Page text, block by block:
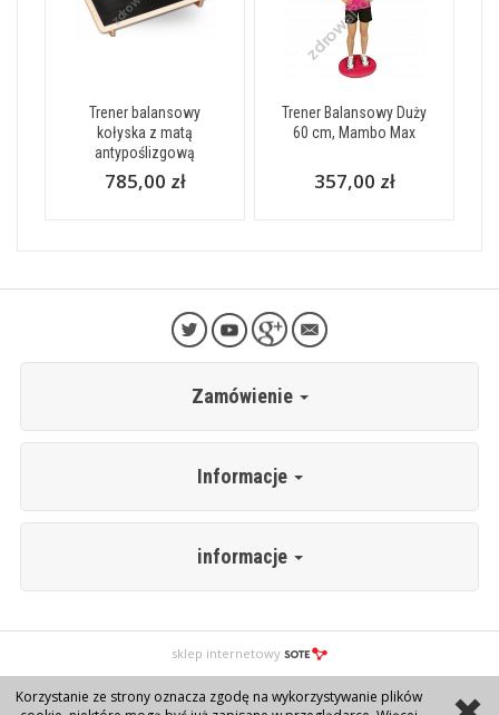
Trener balansowy
kołyska z matą
antypoślizgową
785,00 zł
Trener Balansowy Duży
60 cm, Mambo Max
357,00 zł
Zamówienie
Informacje
informacje
sklep internetowy
Korzystanie ze strony oznacza zgodę na wykorzystywanie plików